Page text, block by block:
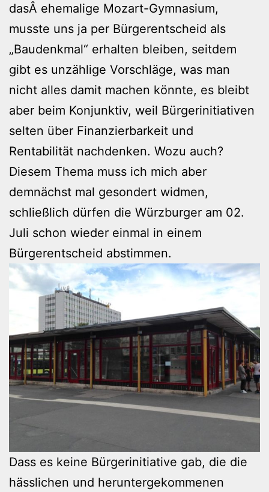
dasÂ ehemalige Mozart-Gymnasium,
musste uns ja per Bürgerentscheid als
„Baudenkmal“ erhalten bleiben, seitdem
gibt es unzählige Vorschläge, was man
nicht alles damit machen könnte, es bleibt
aber beim Konjunktiv, weil Bürgerinitiativen
selten über Finanzierbarkeit und
Rentabilität nachdenken. Wozu auch?
Diesem Thema muss ich mich aber
demnächst mal gesondert widmen,
schließlich dürfen die Würzburger am 02.
Juli schon wieder einmal in einem
Bürgerentscheid abstimmen.
Dass es keine Bürgerinitiative gab, die die
hässlichen und heruntergekommenen